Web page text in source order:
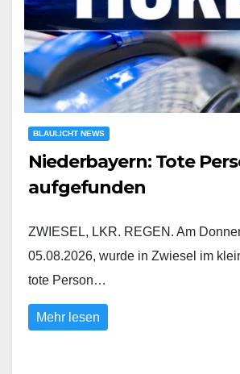
BLAULICHT NEWS
Niederbayern: Tote
aufgefunden
ZWIESEL, LKR. REGEN. Am
05.08.2026, wurde in Zwiesel im
tote Person…
Mehr lesen